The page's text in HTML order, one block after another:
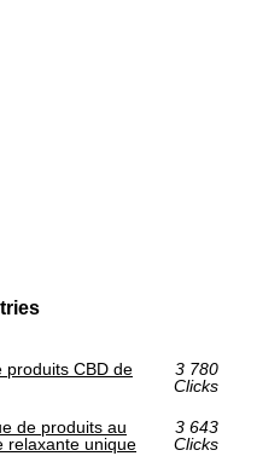
produits CBD de
3 780
Clicks
de produits au
relaxante unique
3 643
Clicks